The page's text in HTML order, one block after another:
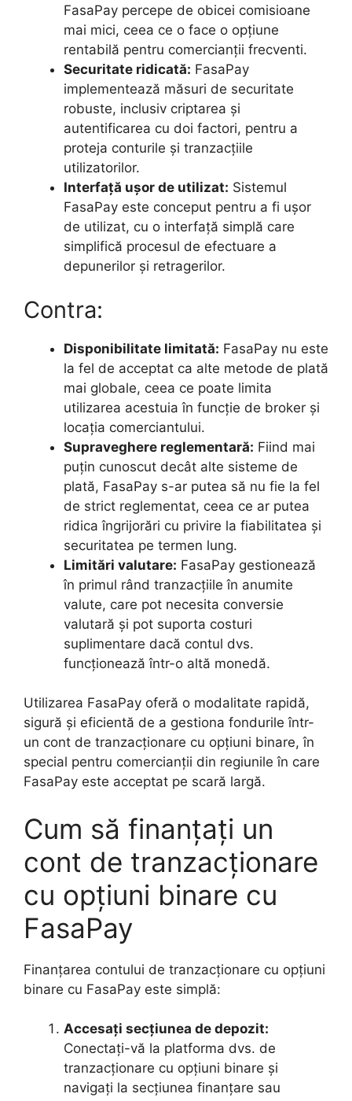
FasaPay percepe de obicei comisioane
mai mici, ceea ce o face o opțiune
rentabilă pentru comercianții frecventi.
Securitate ridicată: FasaPay
implementează măsuri de securitate
robuste, inclusiv criptarea și
autentificarea cu doi factori, pentru a
proteja conturile și tranzacțiile
utilizatorilor.
Interfață ușor de utilizat: Sistemul
FasaPay este conceput pentru a fi ușor
de utilizat, cu o interfață simplă care
simplifică procesul de efectuare a
depunerilor și retragerilor.
Contra:
Disponibilitate limitată: FasaPay nu este
la fel de acceptat ca alte metode de plată
mai globale, ceea ce poate limita
utilizarea acestuia în funcție de broker și
locația comerciantului.
Supraveghere reglementară: Fiind mai
puțin cunoscut decât alte sisteme de
plată, FasaPay s-ar putea să nu fie la fel
de strict reglementat, ceea ce ar putea
ridica îngrijorări cu privire la fiabilitatea și
securitatea pe termen lung.
Limitări valutare: FasaPay gestionează
în primul rând tranzacțiile în anumite
valute, care pot necesita conversie
valutară și pot suporta costuri
suplimentare dacă contul dvs.
funcționează într-o altă monedă.
Utilizarea FasaPay oferă o modalitate rapidă,
sigură și eficientă de a gestiona fondurile într-
un cont de tranzacționare cu opțiuni binare, în
special pentru comercianții din regiunile în care
FasaPay este acceptat pe scară largă.
Cum să finanțați un
cont de tranzacționare
cu opțiuni binare cu
FasaPay
Finanțarea contului de tranzacționare cu opțiuni
binare cu FasaPay este simplă:
Accesați secțiunea de depozit:
Conectați-vă la platforma dvs. de
tranzacționare cu opțiuni binare și
navigați la secțiunea finanțare sau